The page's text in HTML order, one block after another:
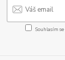
Souhlasím se